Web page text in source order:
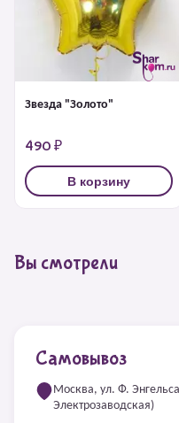
Звезда "Золото"
490 ₽
В корзину
Вы смотрели
Самовывоз
Москва, ул. Ф.
Электрозаводская)